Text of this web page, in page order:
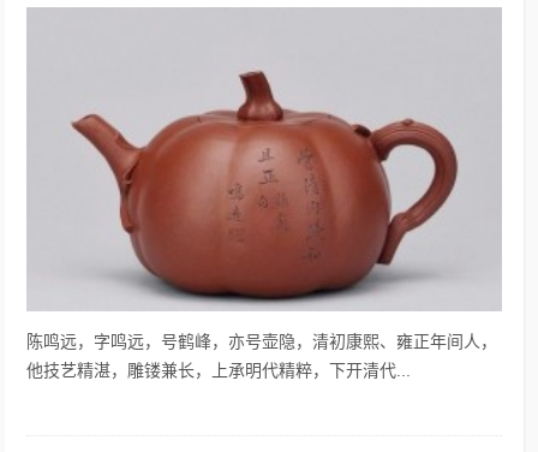
陈鸣远，字鸣远，号鹤峰，亦号壶隐，清初康熙、雍正年间人，
他技艺精湛，雕镂兼长，上承明代精粹，下开清代...